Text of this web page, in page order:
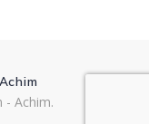
- Achim.